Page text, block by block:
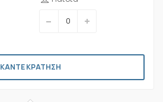
ΚΑΝΤΕ ΚΡΑΤΗΣΗ